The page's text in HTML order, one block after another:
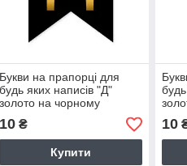
Букви на прапорці для
будь яких написів "Д"
золото на чорному
10₴
Купити
10